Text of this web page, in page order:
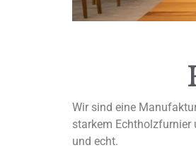
Wir sind eine
starkem Echtholzfurnier
und echt.